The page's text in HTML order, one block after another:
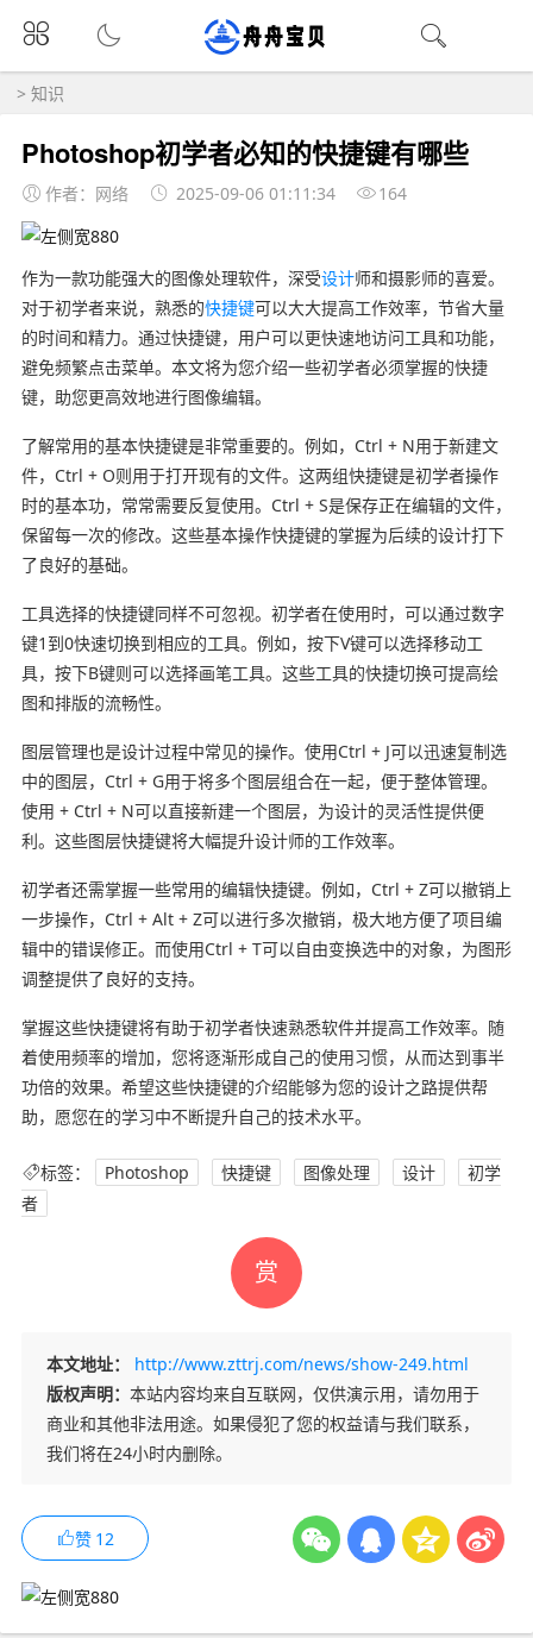
> 知识
Photoshop初学者必知的快捷键有哪些
作者：网络 2025-09-06 01:11:34 164
作为一款功能强大的图像处理软件，深受设计师和摄影师的喜爱。
对于初学者来说，熟悉的快捷键可以大大提高工作效率，节省大量
的时间和精力。通过快捷键，用户可以更快速地访问工具和功能，
避免频繁点击菜单。本文将为您介绍一些初学者必须掌握的快捷
键，助您更高效地进行图像编辑。
了解常用的基本快捷键是非常重要的。例如，Ctrl + N用于新建文
件，Ctrl + O则用于打开现有的文件。这两组快捷键是初学者操作
时的基本功，常常需要反复使用。Ctrl + S是保存正在编辑的文件，
保留每一次的修改。这些基本操作快捷键的掌握为后续的设计打下
了良好的基础。
工具选择的快捷键同样不可忽视。初学者在使用时，可以通过数字
键1到0快速切换到相应的工具。例如，按下V键可以选择移动工
具，按下B键则可以选择画笔工具。这些工具的快捷切换可提高绘
图和排版的流畅性。
图层管理也是设计过程中常见的操作。使用Ctrl + J可以迅速复制选
中的图层，Ctrl + G用于将多个图层组合在一起，便于整体管理。
使用 + Ctrl + N可以直接新建一个图层，为设计的灵活性提供便
利。这些图层快捷键将大幅提升设计师的工作效率。
初学者还需掌握一些常用的编辑快捷键。例如，Ctrl + Z可以撤销上
一步操作，Ctrl + Alt + Z可以进行多次撤销，极大地方便了项目编
辑中的错误修正。而使用Ctrl + T可以自由变换选中的对象，为图形
调整提供了良好的支持。
掌握这些快捷键将有助于初学者快速熟悉软件并提高工作效率。随
着使用频率的增加，您将逐渐形成自己的使用习惯，从而达到事半
功倍的效果。希望这些快捷键的介绍能够为您的设计之路提供帮
助，愿您在的学习中不断提升自己的技术水平。
标签： Photoshop 快捷键 图像处理 设计
初学
者
赏
本文地址：
http://www.zttrj.com/news/show-249.html
版权声明： 本站内容均来自互联网，仅供演示用，请勿用于
商业和其他非法用途。如果侵犯了您的权益请与我们联系，
我们将在24小时内删除。
赞 12